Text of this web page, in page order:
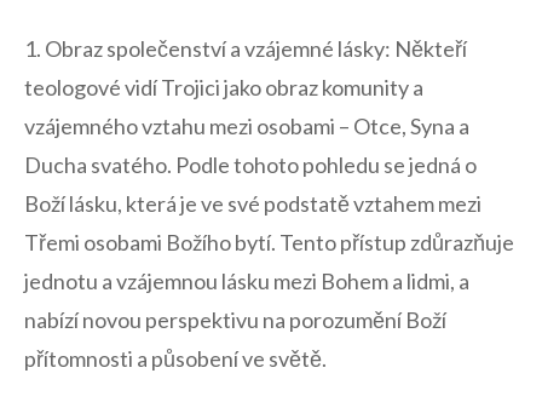
1. Obraz společenství a vzájemné ​lásky: Někteří⁣
teologové vidí ⁢Trojici jako obraz komunity a
vzájemného vztahu mezi ‍osobami – Otce, Syna​ a
⁣Ducha svatého. Podle tohoto pohledu se jedná o
Boží lásku, která​ je ve‌ své podstatě vztahem mezi
Třemi osobami Božího bytí.‌ Tento přístup zdůrazňuje
jednotu a vzájemnou lásku mezi Bohem a ⁢lidmi, ​a
nabízí novou perspektivu na porozumění Boží
přítomnosti a⁣ působení ve světě.